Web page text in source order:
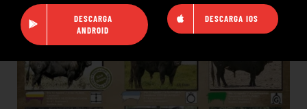
DESCARGA
ANDROID
DESCARGA IOS